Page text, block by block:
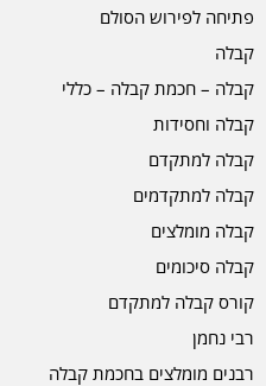
פתיחה לפירוש הסולם
קבלה
קבלה – חכמת קבלה – כללי
קבלה וחסידות
קבלה למתקדם
קבלה למתקדמים
קבלה מומלצים
קבלה סיכומים
קורס קבלה למתקדם
רבי נחמן
רבנים מומלצים בחכמת קבלה